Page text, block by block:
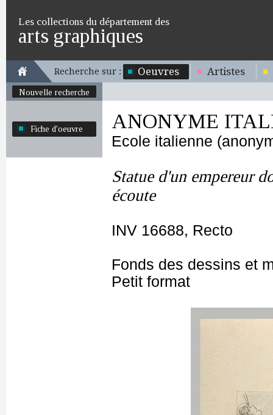
Les collections du département des
arts graphiques
Recherche sur : Oeuvres Artistes
Nouvelle recherche
Fiche d'oeuvre ANONYME
Ecole italienne
Statue d'un empereur
écoute
INV 16688, Recto
Fonds des dessins et
Petit format